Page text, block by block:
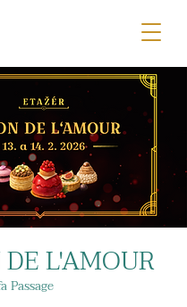
L'AMOUR
Passage